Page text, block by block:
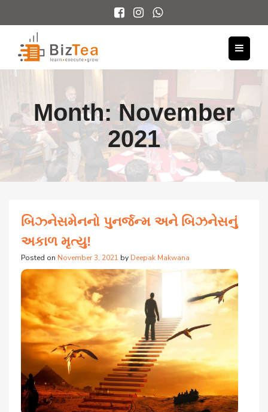
Month:November
2021
બિઝ્નેસમેનનો પુનર્જન્મ અને બિઝનેસનું
અકાળ મૃત્યુ!
Posted on November 3, 2021 by Deepak Makwana